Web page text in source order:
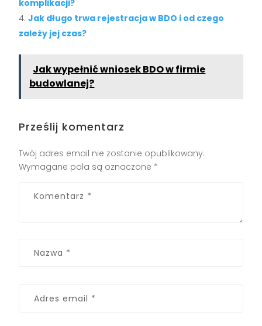
komplikacji?
Jak długo trwa rejestracja w BDO i od czego
zależy jej czas?
Jak wypełnić wniosek BDO w firmie
budowlanej?
Prześlij komentarz
Twój adres email nie zostanie opublikowany.
Wymagane pola są oznaczone *